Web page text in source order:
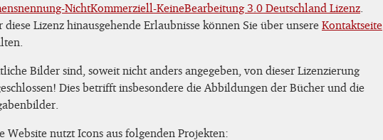
NichtKommerziell-KeineBearbeitung 3.0 Deutschland Lizenz.
diese Lizenz hinausgehende Erlaubnisse können Sie über unsere Kontaktseite
Bilder sind, soweit nicht anders angegeben, von dieser Lizenzierung
Dies betrifft insbesondere die Abbildungen der Bücher und die
Website nutzt Icons aus folgenden Projekten: